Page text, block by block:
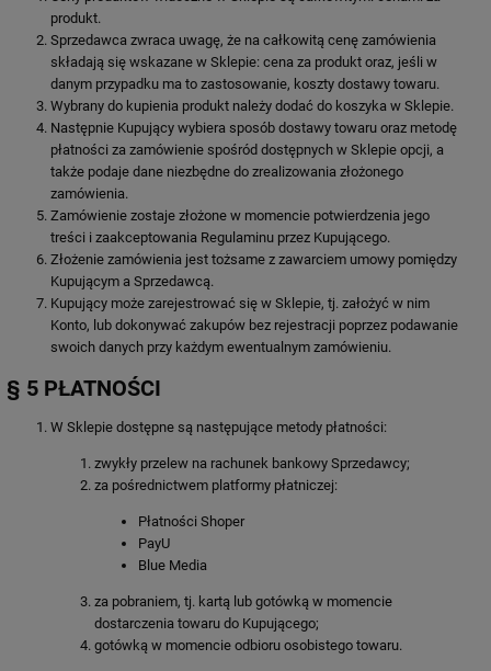
produkt.
Sprzedawca zwraca uwagę, że na całkowitą cenę zamówienia
składają się wskazane w Sklepie: cena za produkt oraz, jeśli w
danym przypadku ma to zastosowanie, koszty dostawy towaru.
Wybrany do kupienia produkt należy dodać do koszyka w Sklepie.
Następnie Kupujący wybiera sposób dostawy towaru oraz metodę
płatności za zamówienie spośród dostępnych w Sklepie opcji, a
także podaje dane niezbędne do zrealizowania złożonego
zamówienia.
Zamówienie zostaje złożone w momencie potwierdzenia jego
treści i zaakceptowania Regulaminu przez Kupującego.
Złożenie zamówienia jest tożsame z zawarciem umowy pomiędzy
Kupującym a Sprzedawcą.
Kupujący może zarejestrować się w Sklepie, tj. założyć w nim
Konto, lub dokonywać zakupów bez rejestracji poprzez podawanie
swoich danych przy każdym ewentualnym zamówieniu.
§ 5 PŁATNOŚCI
W Sklepie dostępne są następujące metody płatności:
zwykły przelew na rachunek bankowy Sprzedawcy;
za pośrednictwem platformy płatniczej:
Płatności Shoper
PayU
Blue Media
za pobraniem, tj. kartą lub gotówką w momencie
dostarczenia towaru do Kupującego;
gotówką w momencie odbioru osobistego towaru.